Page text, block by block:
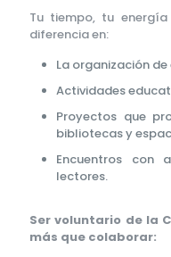
Tu tiempo, tu
diferencia en:
La organización
Actividades
Proyectos que
bibliotecas y
Encuentros con
lectores.
Ser voluntario de la
más que colaborar: